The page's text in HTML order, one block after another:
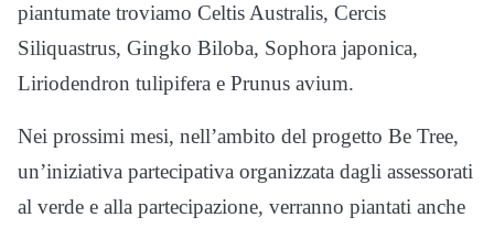
piantumate troviamo Celtis Australis, Cercis
Siliquastrus, Gingko Biloba, Sophora japonica,
Liriodendron tulipifera e Prunus avium.
Nei prossimi mesi, nell’ambito del progetto Be Tree,
un’iniziativa partecipativa organizzata dagli assessorati
al verde e alla partecipazione, verranno piantati anche